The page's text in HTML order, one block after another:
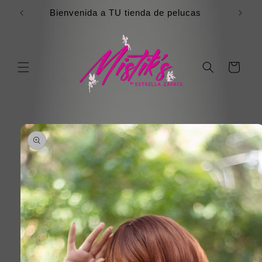
directamenteBienvenida a TU tienda de pelucas
Carrito
directamente
información
del producto